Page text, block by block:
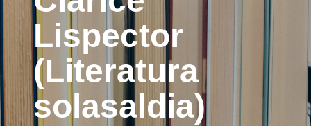
Lispector
(Literatura
solasaldia)